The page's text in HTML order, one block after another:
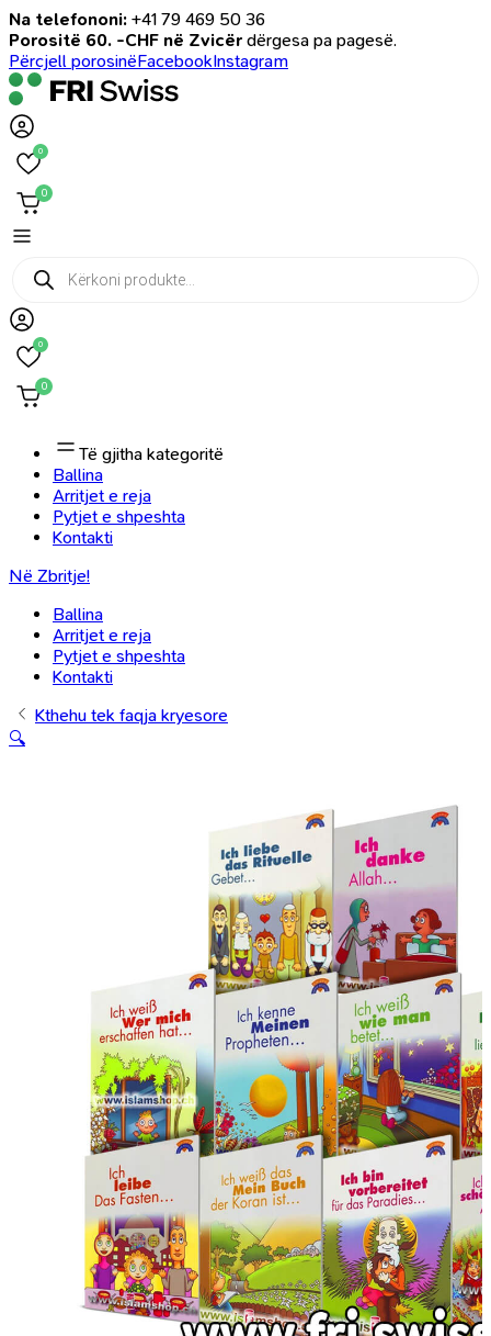
Na telefononi: +41 79 469 50 36
Porositë 60. -CHF në Zvicër dërgesa pa pagesë.
Përcjell porosinëFacebookInstagram
0
0
Products
search
0
0
Të gjitha kategoritë
Ballina
Arritjet e reja
Pytjet e shpeshta
Kontakti
Në Zbritje!
Ballina
Arritjet e reja
Pytjet e shpeshta
Kontakti
Kthehu tek faqja kryesore
🔍